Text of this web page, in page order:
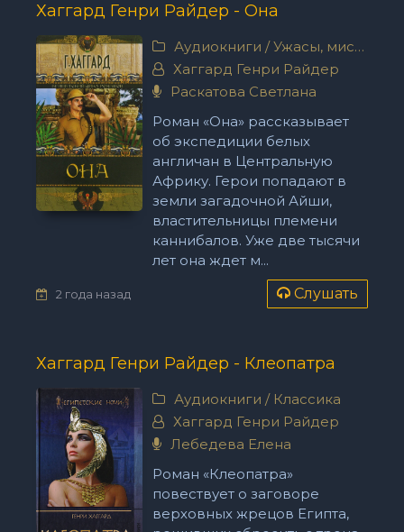
Хаггард Генри Райдер - Она
Аудиокниги /Ужасы, мистика
Хаггард Генри Райдер
Раскатова Светлана
Роман «Она» рассказывает
об экспедиции белых
англичан в Центральную
Африку. Герои попадают в
земли загадочной Айши,
властительницы племени
каннибалов. Уже две тысячи
лет она ждет м...
2 года назад Слушать
Хаггард Генри Райдер - Клеопатра
Аудиокниги / Классика
Хаггард Генри Райдер
Лебедева Елена
Роман «Клеопатра»
повествует о заговоре
верховных жрецов Египта,